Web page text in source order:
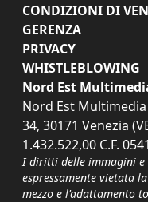
CONDIZIONI DI
GERENZA
PRIVACY
WHISTLEBLOWING
Nord Est
Nord Est Multimedia
34, 30171 Venezia
1.432.522,00 C.F.
I diritti delle immagini e
espressamente vietata
mezzo e l'adattamento